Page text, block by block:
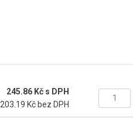
245.86 Kč s DPH
203.19 Kč bez DPH